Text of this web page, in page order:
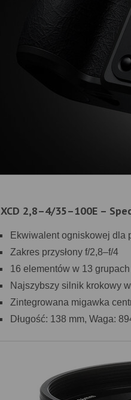
XCD 2,8–4/35–100E –
Ekwiwalent ogniskowej dla
Zakres przysłony f/2,8–f/4
16 elementów w 13
Najszybszy silnik krokowy
Zintegrowana migawka
Długość: 138 mm, Waga: